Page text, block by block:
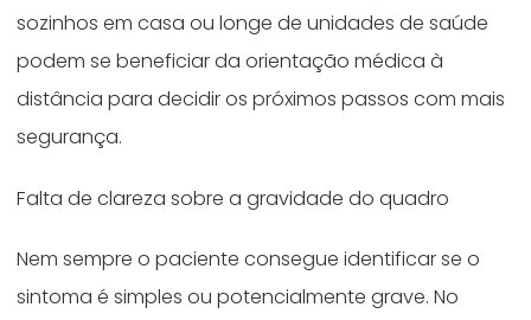
sozinhos em casa ou longe de unidades de saúde
podem se beneficiar da orientação médica à
distância para decidir os próximos passos com mais
segurança.
Falta de clareza sobre a gravidade do quadro
Nem sempre o paciente consegue identificar se o
sintoma é simples ou potencialmente grave. No